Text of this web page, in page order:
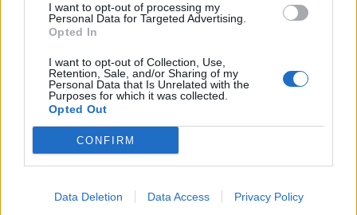
I want to opt-out of processing my
Personal Data for Targeted Advertising.
Opted In
I want to opt-out of Collection, Use,
Retention, Sale, and/or Sharing of my
Personal Data that Is Unrelated with the
Purposes for which it was collected.
Opted Out
CONFIRM
Data Deletion Data Access Privacy Policy
Afficher la carte